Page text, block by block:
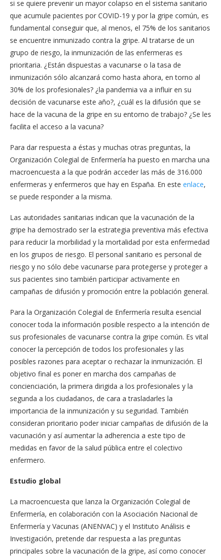
si se quiere prevenir un mayor colapso en el sistema sanitario
que acumule pacientes por COVID-19 y por la gripe común, es
fundamental conseguir que, al menos, el 75% de los sanitarios
se encuentre inmunizado contra la gripe. Al tratarse de un
grupo de riesgo, la inmunización de las enfermeras es
prioritaria. ¿Están dispuestas a vacunarse o la tasa de
inmunización sólo alcanzará como hasta ahora, en torno al
30% de los profesionales? ¿la pandemia va a influir en su
decisión de vacunarse este año?, ¿cuál es la difusión que se
hace de la vacuna de la gripe en su entorno de trabajo? ¿Se les
facilita el acceso a la vacuna?
Para dar respuesta a éstas y muchas otras preguntas, la
Organización Colegial de Enfermería ha puesto en marcha una
macroencuesta a la que podrán acceder las más de 316.000
enfermeras y enfermeros que hay en España. En este enlace,
se puede responder a la misma.
Las autoridades sanitarias indican que la vacunación de la
gripe ha demostrado ser la estrategia preventiva más efectiva
para reducir la morbilidad y la mortalidad por esta enfermedad
en los grupos de riesgo. El personal sanitario es personal de
riesgo y no sólo debe vacunarse para protegerse y proteger a
sus pacientes sino también participar activamente en
campañas de difusión y promoción entre la población general.
Para la Organización Colegial de Enfermería resulta esencial
conocer toda la información posible respecto a la intención de
sus profesionales de vacunarse contra la gripe común. Es vital
conocer la percepción de todos los profesionales y las
posibles razones para aceptar o rechazar la inmunización. El
objetivo final es poner en marcha dos campañas de
concienciación, la primera dirigida a los profesionales y la
segunda a los ciudadanos, de cara a trasladarles la
importancia de la inmunización y su seguridad. También
consideran prioritario poder iniciar campañas de difusión de la
vacunación y así aumentar la adherencia a este tipo de
medidas en favor de la salud pública entre el colectivo
enfermero.
Estudio global
La macroencuesta que lanza la Organización Colegial de
Enfermería, en colaboración con la Asociación Nacional de
Enfermería y Vacunas (ANENVAC) y el Instituto Análisis e
Investigación, pretende dar respuesta a las preguntas
principales sobre la vacunación de la gripe, así como conocer